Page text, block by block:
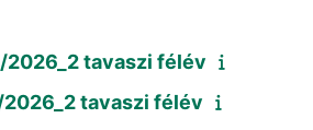
2026_2 tavaszi félév
2026_2 tavaszi félév